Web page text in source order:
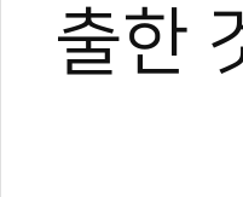
출한